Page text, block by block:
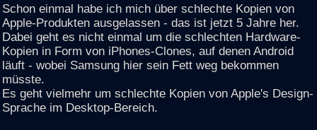
Schon einmal habe ich mich über schlechte Kopien von
Apple-Produkten ausgelassen - das ist jetzt 5 Jahre her.
Dabei geht es nicht einmal um die schlechten Hardware-
Kopien in Form von iPhones-Clones, auf denen Android
läuft - wobei Samsung hier sein Fett weg bekommen
müsste.
Es geht vielmehr um schlechte Kopien von Apple's Design-
Sprache im Desktop-Bereich.